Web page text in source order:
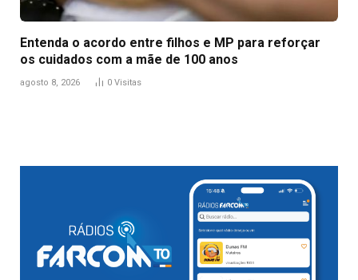
Entenda o acordo entre filhos e MP para reforçar
os cuidados com a mãe de 100 anos
agosto 8, 2026 0 Visitas